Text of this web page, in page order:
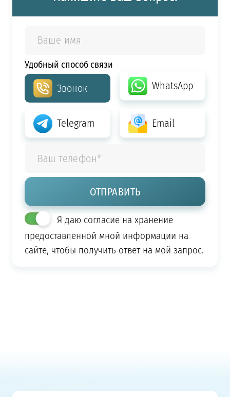
Удобный способ связи
Звонок WhatsApp
Telegram Email
Я даю согласие на хранение
предоставленной мной информации на
сайте, чтобы получить ответ на мой запрос.